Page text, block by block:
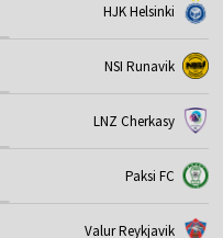
HJK Helsinki
NSI Runavik
LNZ Cherkasy
Paksi FC
Valur Reykjavik